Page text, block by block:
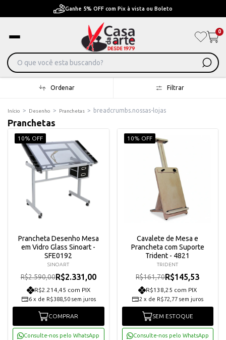
com Pix à vista ou Boleto Pague em Até 6x
0
Ordenar Filtrar
Início > Desenho > Pranchetas > breadcrumbs.nossas-lojas
Pranchetas
10% OFF
Prancheta Desenho Mesa
em Vidro Glass Sinoart -
SFE0192
SINOART
R$2.590,00R$2.331,00
R$2.214,45 com PIX
6 x de R$388,50 sem juros
COMPRAR
Consulte-nos pelo WhatsApp
10% OFF
Cavalete de Mesa e
Prancheta com Suporte
Trident - 4821
TRIDENT
R$161,70R$145,53
R$138,25 com PIX
2 x de R$72,77 sem juros
SEM ESTOQUE
Consulte-nos pelo WhatsApp